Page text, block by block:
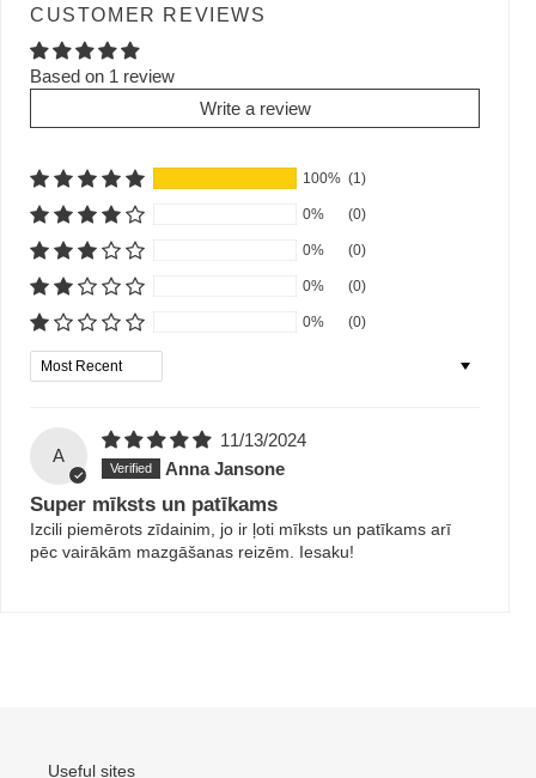
CUSTOMER REVIEWS
Based on 1 review
Write a review
100% (1)
0% (0)
0% (0)
0% (0)
0% (0)
Sort by
A
11/13/2024
Anna Jansone
Super mīksts un patīkams
Izcili piemērots zīdainim, jo ir ļoti mīksts un patīkams arī
pēc vairākām mazgāšanas reizēm. Iesaku!
Useful sites